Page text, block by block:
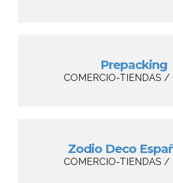
Prepacking
COMERCIO-TIENDAS /
Zodio Deco
COMERCIO-TIENDAS /